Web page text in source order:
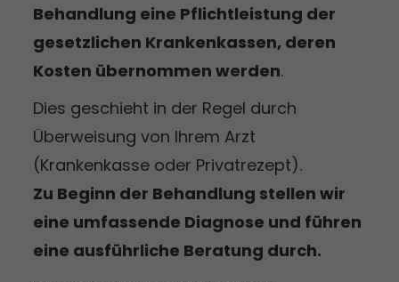
Behandlung eine Pflichtleistung der
gesetzlichen Krankenkassen, deren
Kosten übernommen werden.
Dies geschieht in der Regel durch
Überweisung von Ihrem Arzt
(Krankenkasse oder Privatrezept).
Zu Beginn der Behandlung stellen wir
eine umfassende Diagnose und führen
eine ausführliche Beratung durch.